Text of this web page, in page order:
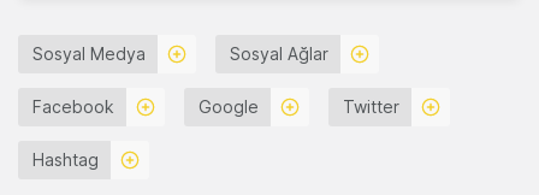
Sosyal Medya Sosyal Ağlar
Facebook Google Twitter
Hashtag